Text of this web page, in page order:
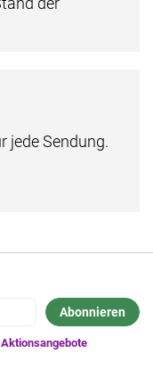
jede Sendung.
Abonnieren